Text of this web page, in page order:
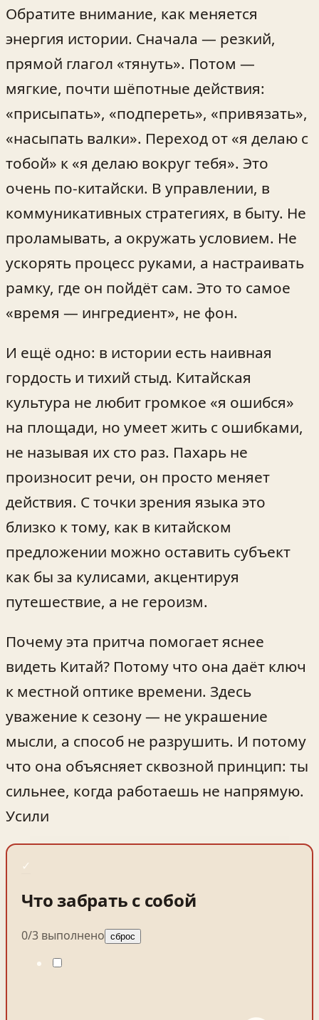
Обратите внимание, как меняется
энергия истории. Сначала — резкий,
прямой глагол «тянуть». Потом —
мягкие, почти шёпотные действия:
«присыпать», «подпереть», «привязать»,
«насыпать валки». Переход от «я делаю с
тобой» к «я делаю вокруг тебя». Это
очень по‑китайски. В управлении, в
коммуникативных стратегиях, в быту. Не
проламывать, а окружать условием. Не
ускорять процесс руками, а настраивать
рамку, где он пойдёт сам. Это то самое
«время — ингредиент», не фон.
И ещё одно: в истории есть наивная
гордость и тихий стыд. Китайская
культура не любит громкое «я ошибся»
на площади, но умеет жить с ошибками,
не называя их сто раз. Пахарь не
произносит речи, он просто меняет
действия. С точки зрения языка это
близко к тому, как в китайском
предложении можно оставить субъект
как бы за кулисами, акцентируя
путешествие, а не героизм.
Почему эта притча помогает яснее
видеть Китай? Потому что она даёт ключ
к местной оптике времени. Здесь
уважение к сезону — не украшение
мысли, а способ не разрушить. И потому
что она объясняет сквозной принцип: ты
сильнее, когда работаешь не напрямую.
Усили
✓
Что забрать с собой
0/3 выполнено сброс